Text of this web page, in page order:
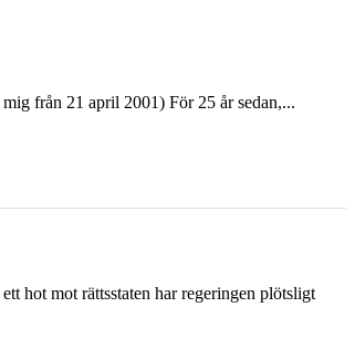
från 21 april 2001) För 25 år sedan,...
hot mot rättsstaten har regeringen plötsligt